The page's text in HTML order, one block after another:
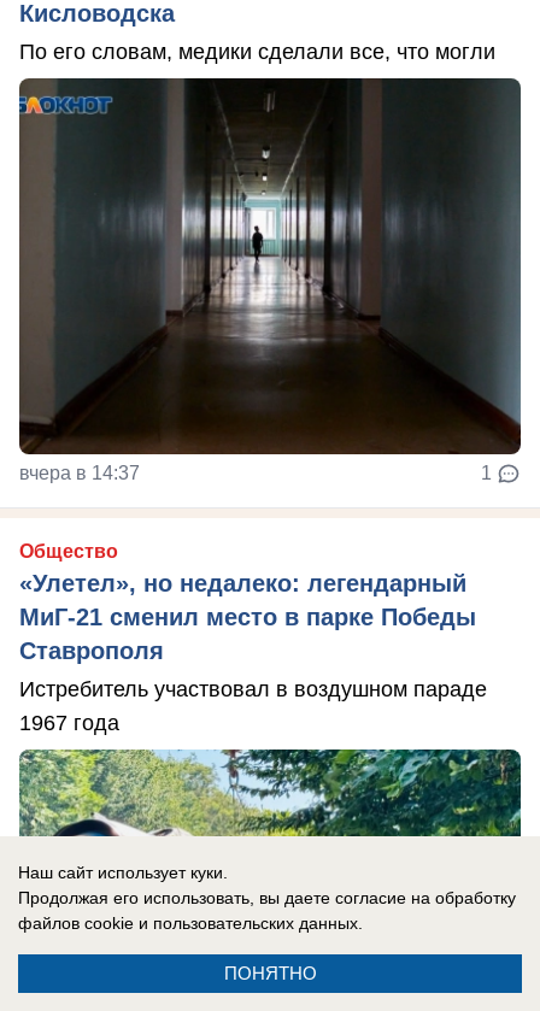
Кисловодска
По его словам, медики сделали все, что могли
вчера в 14:37 1
Общество
«Улетел», но недалеко: легендарный
МиГ-21 сменил место в парке Победы
Ставрополя
Истребитель участвовал в воздушном параде
1967 года
Наш сайт использует куки.
Продолжая его использовать, вы даете согласие на обработку
файлов cookie и пользовательских данных.
ПОНЯТНО